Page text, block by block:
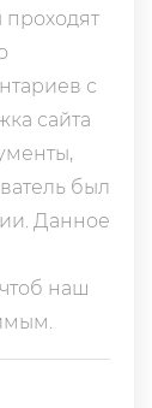
с
сайта
был
Данное
наш